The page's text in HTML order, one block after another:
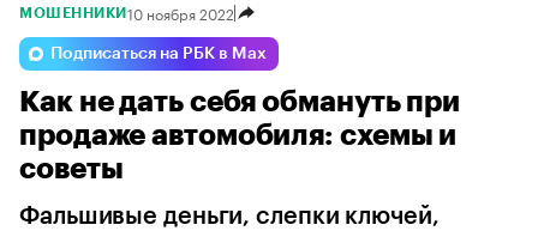
Volga Jaecoo
Haval Voyah Changan
МОШЕННИКИ 10 ноября 2022
Подписаться на РБК в Max
Как не дать себя обмануть при
продаже автомобиля: схемы и
советы
Фальшивые деньги, слепки ключей,